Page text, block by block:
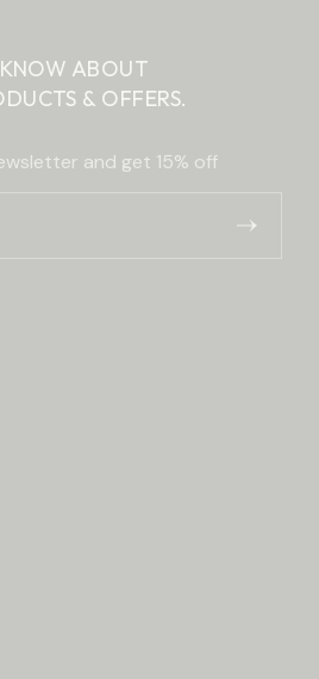
ABOUT
& OFFERS.
and get 15% off